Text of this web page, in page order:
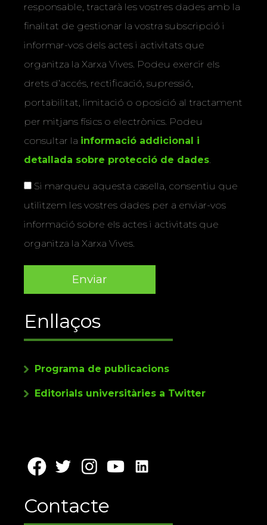
responsable, tractarà les vostres dades amb la
finalitat de gestionar la vostra subscripció i
informar-vos dels actes i activitats que
organitza la Xarxa Vives. Podeu exercir els
drets d’accés, rectificació, supressió,
portabilitat, limitació o oposició al tractament
per mitjans físics o electrònics. Podeu
consultar la informació addicional i
detallada sobre protecció de dades
Si marqueu aquesta casella, consentiu que
utilitzem les vostres dades per a enviar-vos
informació sobre els actes i activitats que
organitza la Xarxa Vives.
Enllaços
Programa de publicacions
Editorials universitàries a Twitter
Contacte